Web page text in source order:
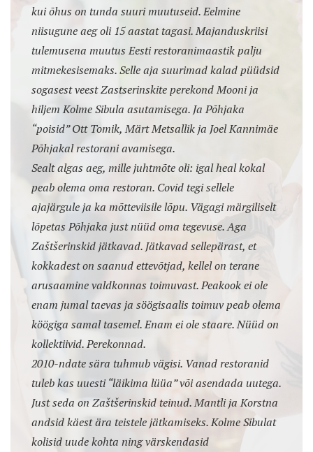
kui õhus on tunda suuri muutuseid. Eelmine
niisugune aeg oli 15 aastat tagasi. Majanduskriisi
tulemusena muutus Eesti restoranimaastik palju
mitmekesisemaks. Selle aja suurimad kalad püüdsid
sogasest veest Zastserinskite perekond Mooni ja
hiljem Kolme Sibula asutamisega. Ja Põhjaka
“poisid” Ott Tomik, Märt Metsallik ja Joel Kannimäe
Põhjakal restorani avamisega.
Sealt algas aeg, mille juhtmõte oli: igal heal kokal
peab olema oma restoran. Covid tegi sellele
ajajärgule ja ka mõtteviisile lõpu. Vägagi märgiliselt
lõpetas Põhjaka just nüüd oma tegevuse. Aga
Zaštšerinskid jätkavad. Jätkavad sellepärast, et
kokkadest on saanud ettevõtjad, kellel on terane
arusaamine valdkonnas toimuvast. Peakook ei ole
enam jumal taevas ja söögisaalis toimuv peab olema
köögiga samal tasemel. Enam ei ole staare. Nüüd on
kollektiivid. Perekonnad.
2010-ndate sära tuhmub vägisi. Vanad restoranid
tuleb kas uuesti “läikima lüüa” või asendada uutega.
Just seda on Zaštšerinskid teinud. Mantli ja Korstna
andsid käest ära teistele jätkamiseks. Kolme Sibulat
kolisid uude kohta ning värskendasid